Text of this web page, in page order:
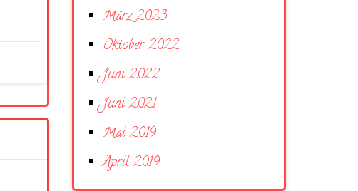
März 2023
Oktober 2022
Juni 2022
Juni 2021
Mai 2019
April 2019